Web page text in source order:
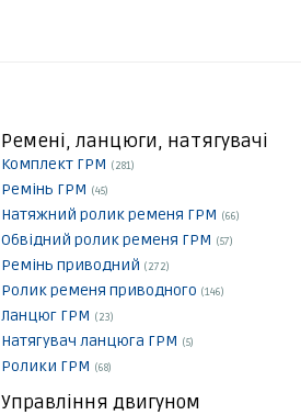
Ремені, ланцюги, натягувачі
Комплект ГРМ (281)
Ремінь ГРМ (45)
Натяжний ролик ременя ГРМ (66)
Обвідний ролик ременя ГРМ (57)
Ремінь приводний (272)
Ролик ременя приводного (146)
Ланцюг ГРМ (23)
Натягувач ланцюга ГРМ (5)
Ролики ГРМ (68)
Управління двигуном